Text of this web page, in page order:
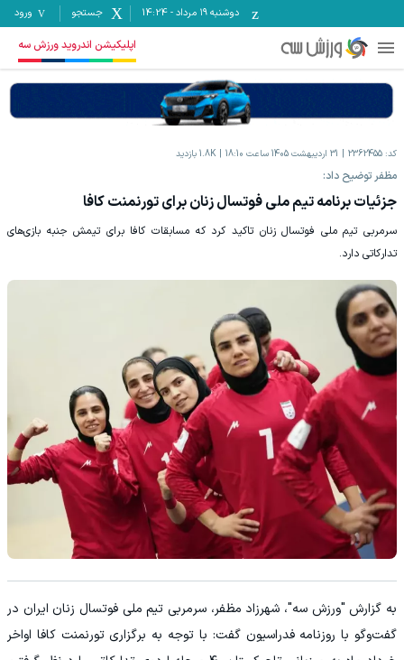
دوشنبه ۱۹ مرداد -
14:24 جستجو ورود
اپلیکیشن اندروید ورزش سه
کد: 2362455 31 اردیبهشت 1405 ساعت 18:10 1.8K بازدید
مظفر توضیح داد:
جزئیات برنامه تیم ملی فوتسال زنان برای تورنمنت کافا
سرمربی تیم ملی فوتسال زنان تاکید کرد که مسابقات کافا برای تیمش جنبه بازی‌های
تدارکاتی دارد.
به گزارش "ورزش سه"، شهرزاد مظفر، سرمربی تیم ملی فوتسال زنان ایران در
گفت‌وگو با روزنامه فدراسیون گفت: با توجه به برگزاری تورنمنت کافا اواخر